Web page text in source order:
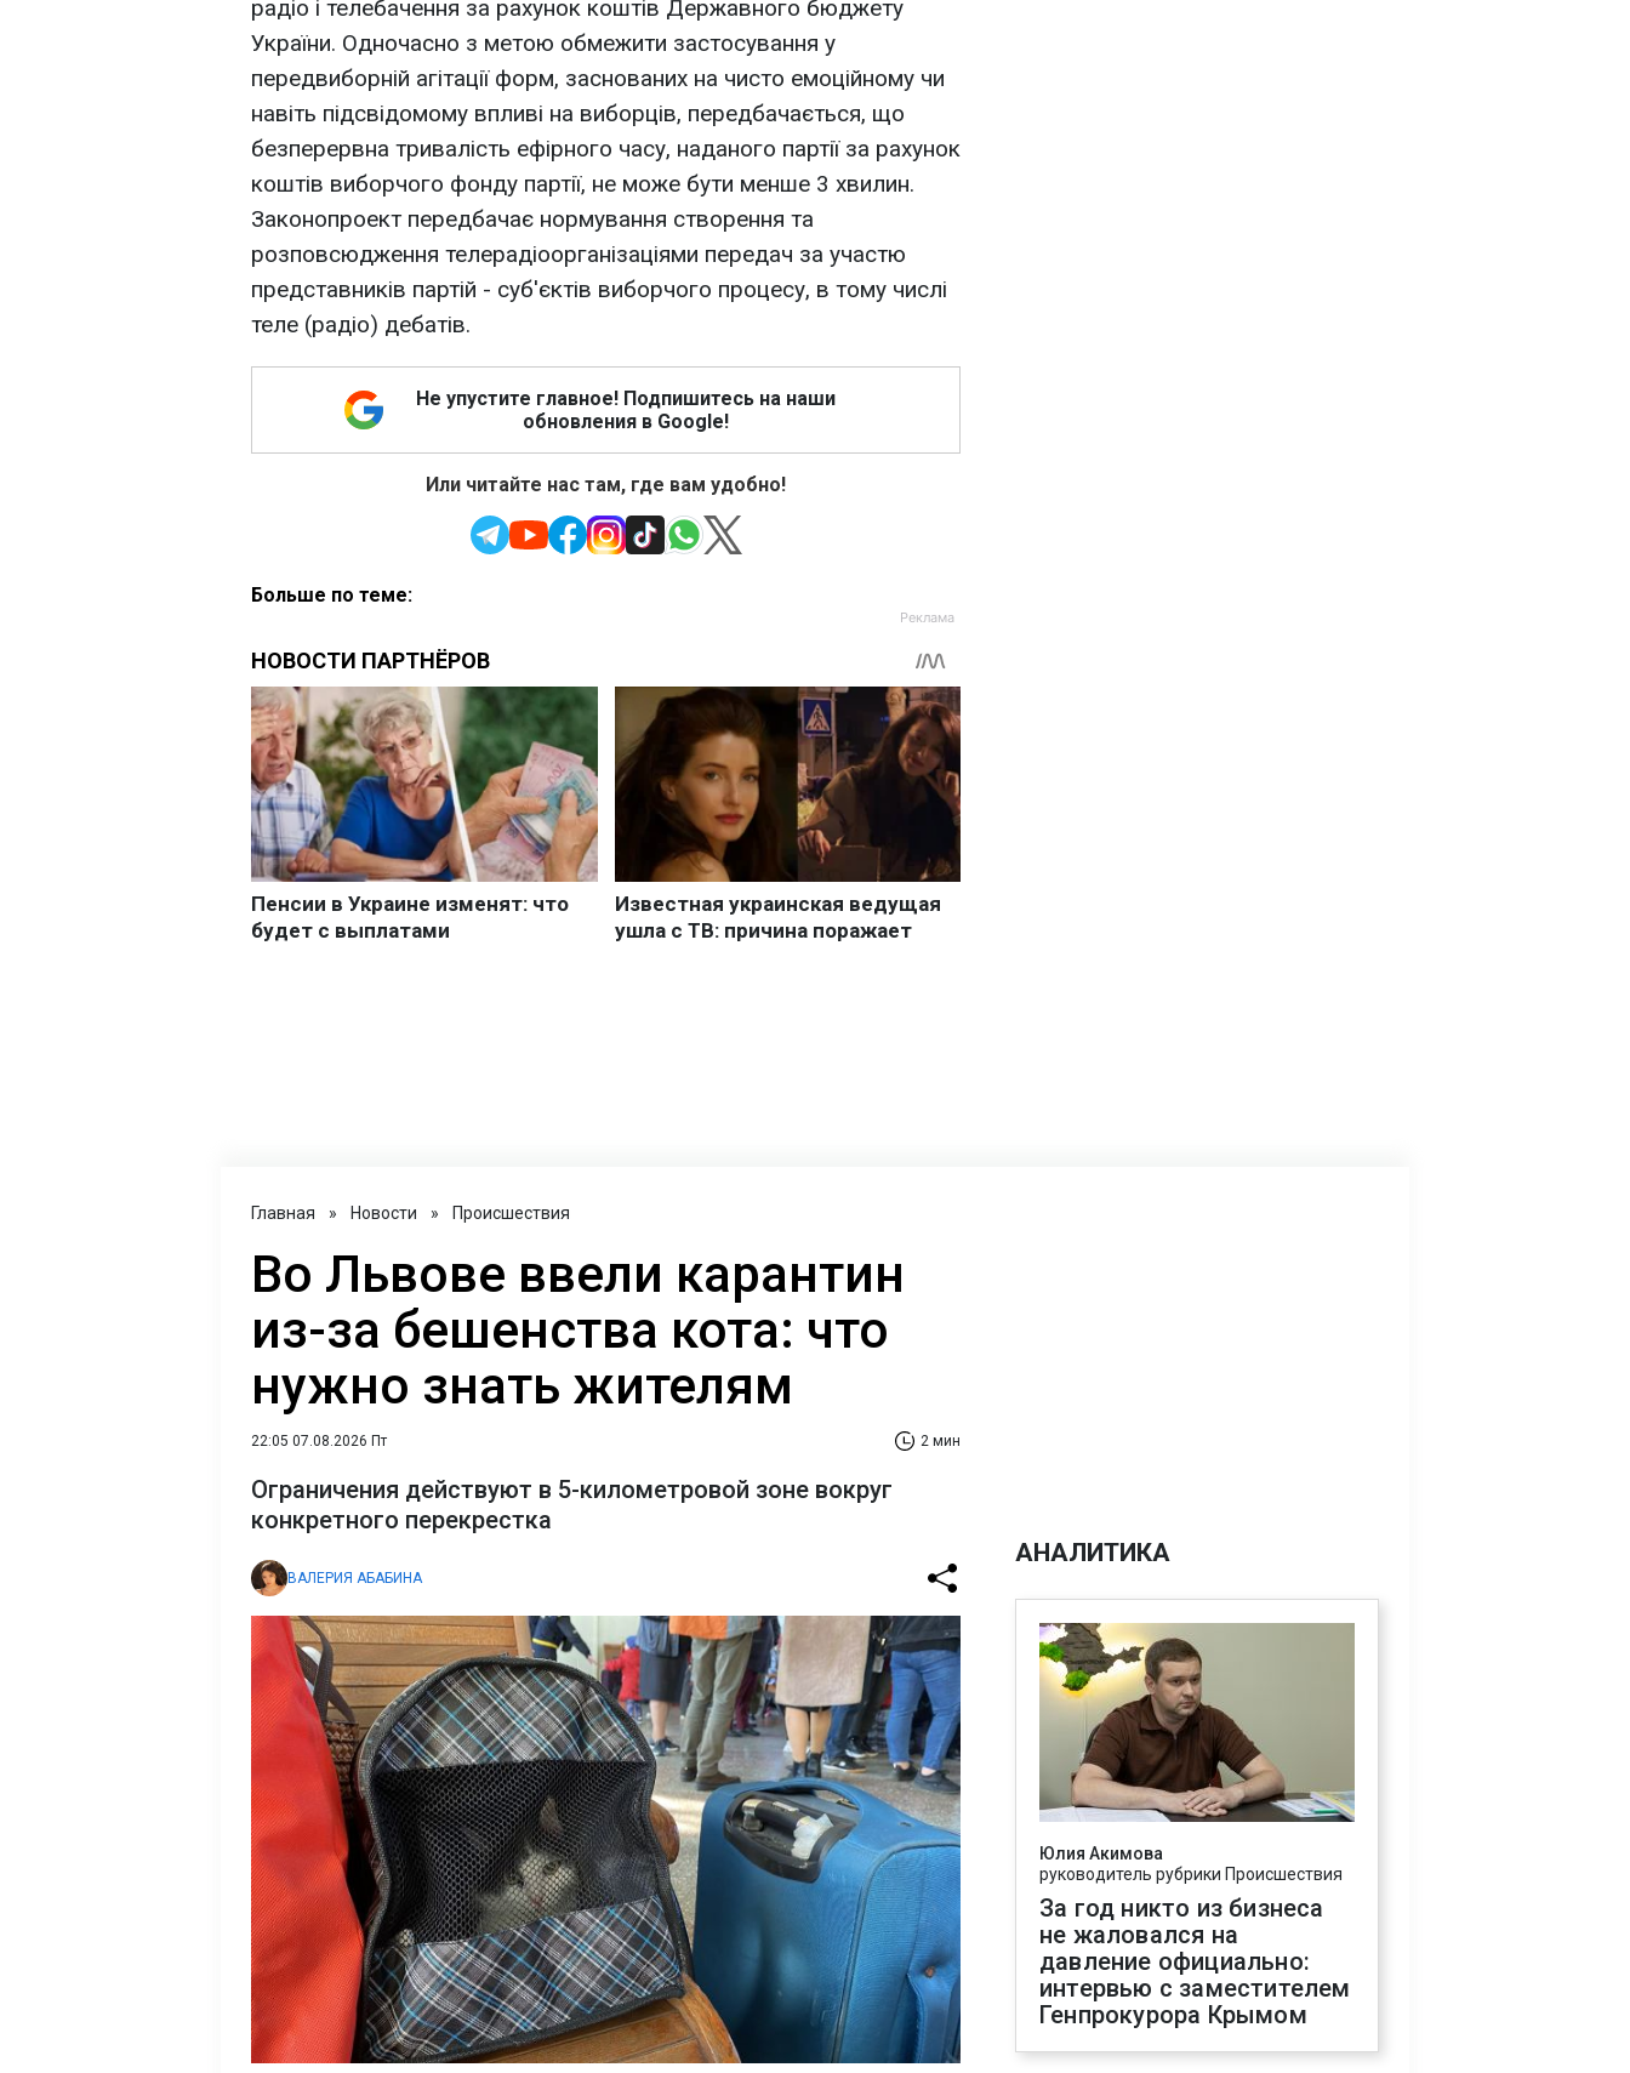
радіо і телебачення за рахунок коштів Державного бюджету
України. Одночасно з метою обмежити застосування у
передвиборній агітації форм, заснованих на чисто емоційному чи
навіть підсвідомому впливі на виборців, передбачається, що
безперервна тривалість ефірного часу, наданого партії за рахунок
коштів виборчого фонду партії, не може бути менше 3 хвилин.
Законопроект передбачає нормування створення та
розповсюдження телерадіоорганізаціями передач за участю
представників партій - суб'єктів виборчого процесу, в тому числі
теле (радіо) дебатів.
Не упустите главное! Подпишитесь на наши
обновления в Google!
Или читайте нас там, где вам удобно!
Больше по теме:
Главная » Новости » Происшествия
Во Львове ввели карантин
из-за бешенства кота: что
нужно знать жителям
22:05 07.08.2026 Пт 2 мин
Ограничения действуют в 5-километровой зоне вокруг
конкретного перекрестка
ВАЛЕРИЯ АБАБИНА
АНАЛИТИКА
Юлия Акимова
руководитель рубрики Происшествия
За год никто из бизнеса
не жаловался на
давление официально:
интервью с заместителем
Генпрокурора Крымом